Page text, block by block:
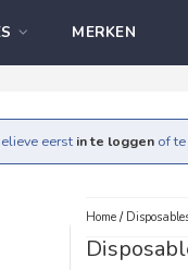
MERKEN
eerst in te loggen of te
Home/